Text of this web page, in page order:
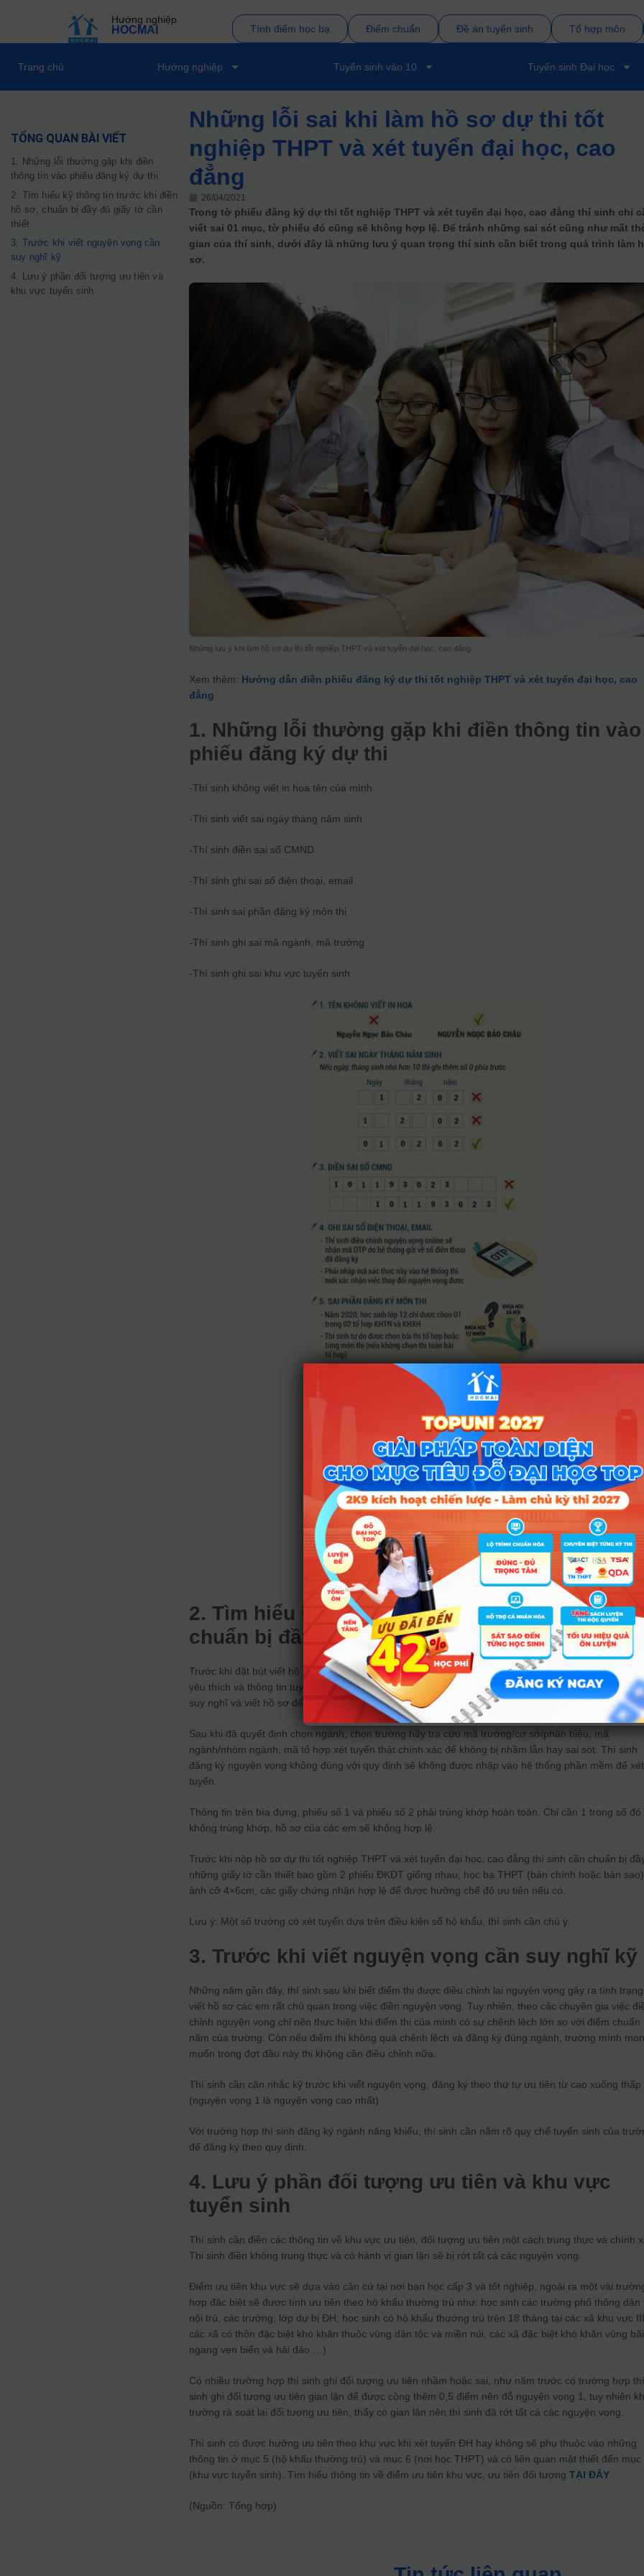
Hướng nghiệp
HOCMAI Tính điểm học bạ Điểm chuẩn Đề án tuyển sinh Tổ hợp môn
Trang chủ Hướng nghiệp Tuyển sinh vào 10 Tuyển sinh Đại học
TỔNG QUAN BÀI VIẾT
1. Những lỗi thường gặp khi điền
thông tin vào phiếu đăng ký dự thi
2. Tìm hiểu kỹ thông tin trước khi điền
hồ sơ, chuẩn bị đầy đủ giấy tờ cần
thiết
3. Trước khi viết nguyện vọng cần
suy nghĩ kỹ
4. Lưu ý phần đối tượng ưu tiên và
khu vực tuyển sinh
Những lỗi sai khi làm hồ sơ dự thi tốt
nghiệp THPT và xét tuyển đại học, cao
đẳng
26/04/2021
Trong tờ phiếu đăng ký dự thi tốt nghiệp THPT và xét tuyển đại học, cao đẳng thí sinh chỉ
viết sai 01 mục, tờ phiếu đó cũng sẽ không hợp lệ. Để tránh những sai sót cũng như mất
gian của thí sinh, dưới đây là những lưu ý quan trọng thí sinh cần biết trong quá trình làm
sơ.
Những lưu ý khi làm hồ sơ dự thi tốt nghiệp THPT và xét tuyển đại học, cao đẳng
Xem thêm: Hướng dẫn điền phiếu đăng ký dự thi tốt nghiệp THPT và xét tuyển đại học, cao
đẳng
1. Những lỗi thường gặp khi điền thông tin vào
phiếu đăng ký dự thi
-Thí sinh không viết in hoa tên của mình
-Thí sinh viết sai ngày tháng năm sinh
-Thí sinh điền sai số CMND
-Thí sinh ghi sai số điện thoại, email
-Thí sinh sai phần đăng ký môn thi
-Thí sinh ghi sai mã ngành, mã trường
-Thí sinh ghi sai khu vực tuyển sinh
Những lỗi sai thường gặp khi điền hồ sơ thi tốt nghiệp THPT
(Nguồn: VTV)
2. Tìm hiểu kỹ thông tin trước khi điền hồ sơ,
chuẩn bị đầy đủ giấy tờ cần thiết
Trước khi đặt bút viết hồ sơ đăng ký, thí sinh hãy suy nghĩ thật kỹ, bình tĩnh tìm hiểu ngành học
yêu thích và thông tin tuyển sinh của ngôi trường bạn muốn theo học. Thí sinh có rất nhiều thời
suy nghĩ và viết hồ sơ để tránh việc thay đổi khi đã hoàn thành đơn đăng ký.
Sau khi đã quyết định chọn ngành, chọn trường hãy tra cứu mã trường/cơ sở/phân hiệu, mã
ngành/nhóm ngành, mã tổ hợp xét tuyển thật chính xác để không bị nhầm lẫn hay sai sót. Thí sinh
đăng ký nguyện vọng không đúng với quy định sẽ không được nhập vào hệ thống phần mềm để xét
tuyển.
Thông tin trên bìa đựng, phiếu số 1 và phiếu số 2 phải trùng khớp hoàn toàn. Chỉ cần 1 trong số đó
không trùng khớp, hồ sơ của các em sẽ không hợp lệ.
Trước khi nộp hồ sơ dự thi tốt nghiệp THPT và xét tuyển đại học, cao đẳng thí sinh cần chuẩn bị
những giấy tờ cần thiết bao gồm 2 phiếu ĐKDT giống nhau, học bạ THPT (bản chính hoặc bản
ảnh cỡ 4×6cm, các giấy chứng nhận hợp lệ để được hưởng chế độ ưu tiên nếu có.
Lưu ý: Một số trường có xét tuyển dựa trên điều kiện sổ hộ khẩu, thí sinh cần chú ý.
3. Trước khi viết nguyện vọng cần suy nghĩ kỹ
Những năm gần đây, thí sinh sau khi biết điểm thi được điều chỉnh lại nguyện vọng gây ra tình
viết hồ sơ các em rất chủ quan trong việc điền nguyện vọng. Tuy nhiên, theo các chuyên gia việc
chỉnh nguyện vọng chỉ nên thực hiện khi điểm thi của mình có sự chệnh lệch lớn so với điểm chuẩn
năm của trường. Còn nếu điểm thi không quá chênh lệch và đăng ký đúng ngành, trường mình
muốn trong đợt đầu này thi không cần điều chỉnh nữa.
Thí sinh cần cân nhắc kỹ trước khi viết nguyện vọng, đăng ký theo thứ tự ưu tiên từ cao xuống thấp
(nguyện vọng 1 là nguyện vọng cao nhất)
Với trường hợp thí sinh đăng ký ngành năng khiếu, thí sinh cần nắm rõ quy chế tuyển sinh của
để đăng ký theo quy định.
4. Lưu ý phần đối tượng ưu tiên và khu vực
tuyển sinh
Thí sinh cần điền các thông tin về khu vực ưu tiên, đối tượng ưu tiên một cách trung thực và chính
Thi sinh điền không trung thực và có hành vi gian lận sẽ bị rớt tất cả các nguyện vọng.
Điểm ưu tiên khu vực sẽ dựa vào căn cứ tại nơi bạn học cấp 3 và tốt nghiệp, ngoài ra một vài
hợp đặc biệt sẽ được tính ưu tiên theo hộ khẩu thường trú như: học sinh các trường phổ thông dân
nội trú, các trường, lớp dự bị ĐH; học sinh có hộ khẩu thường trú trên 18 tháng tại các xã khu vực
các xã có thôn đặc biệt khó khăn thuộc vùng dân tộc và miền núi, các xã đặc biệt khó khăn vùng bãi
ngang ven biển và hải đảo….)
Có nhiều trường hợp thí sinh ghi đối tượng ưu tiên nhầm hoặc sai, như năm trước có trường hợp
sinh ghi đối tượng ưu tiên gian lận để được cộng thêm 0,5 điểm nên đỗ nguyện vọng 1, tuy nhiên
trường rà soát lại đối tượng ưu tiên, thấy có gian lận nên thí sinh đã rớt tất cả các nguyện vọng.
Thí sinh có được hưởng ưu tiên theo khu vực khi xét tuyển ĐH hay không sẽ phụ thuộc vào những
thông tin ở mục 5 (hộ khẩu thường trú) và mục 6 (nơi học THPT) và có liên quan mật thiết đến mục
(khu vực tuyển sinh). Tìm hiểu thông tin về điểm ưu tiên khu vực, ưu tiên đối tượngTẠI ĐÂY
(Nguồn: Tổng hợp)